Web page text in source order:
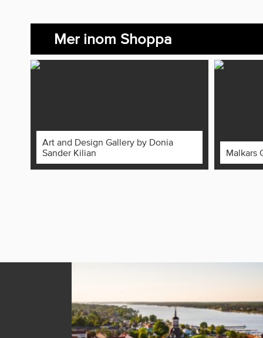
Mer inom Shoppa
Art and Design Gallery by Donia
Sander Kilian
Malkars